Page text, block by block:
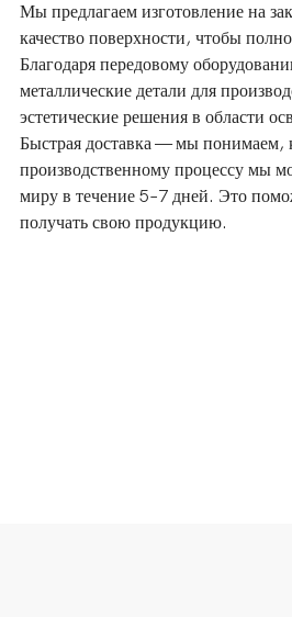
Мы предлагаем изготовление на
качество поверхности, чтобы
Благодаря передовому
металлические детали для
эстетические решения в области
Быстрая доставка — мы понимаем,
производственному процессу мы
миру в течение 5–7 дней. Это
получать свою продукцию.